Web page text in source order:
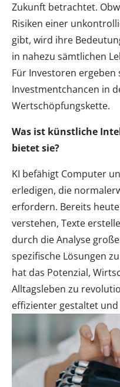
Zukunft betrachtet.
Risiken einer
gibt, wird ihre
in nahezu sämtlichen
Für Investoren ergeben
Investmentchancen in
Wertschöpfungskette.
Was ist künstliche
bietet sie?
KI befähigt Computer
erledigen, die
erfordern. Bereits
verstehen, Texte
durch die Analyse
spezifische Lösungen
hat das Potenzial,
Alltagsleben zu
effizienter gestaltet